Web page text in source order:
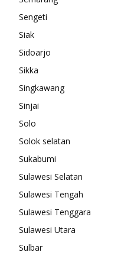
Sengeti
Siak
Sidoarjo
Sikka
Singkawang
Sinjai
Solo
Solok selatan
Sukabumi
Sulawesi Selatan
Sulawesi Tengah
Sulawesi Tenggara
Sulawesi Utara
Sulbar